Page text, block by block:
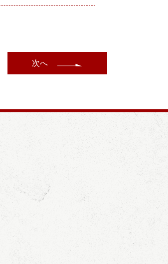
次へ